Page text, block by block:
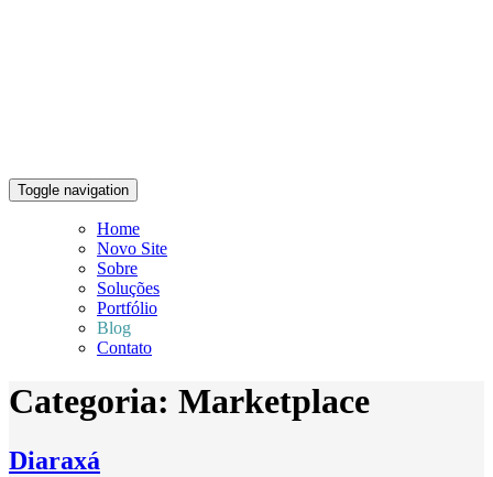
Toggle navigation
Home
Novo Site
Sobre
Soluções
Portfólio
Blog
Contato
Categoria: Marketplace
Diaraxá